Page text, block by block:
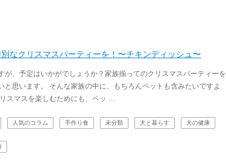
なクリスマスパーティーを！〜チキンディッシュ〜
が、予定はいかがでしょうか？家族揃ってのクリスマスパーティーを
と思います。 そんな家族の中に、もちろんペットも含みたいですよ
スマスを楽しむためにも、ペッ …
人気のコラム 手作り食 未分類 犬と暮らす 犬の健康